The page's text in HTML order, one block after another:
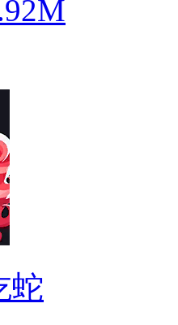
蛇